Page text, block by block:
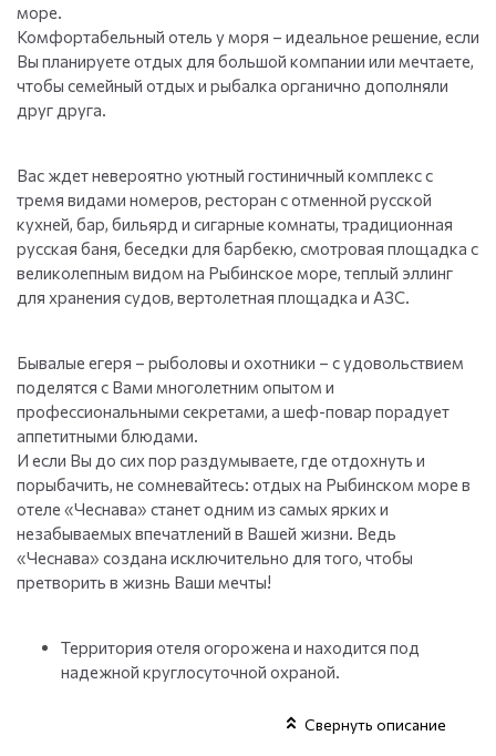
море.
Комфортабельный отель у моря – идеальное решение, если
Вы планируете отдых для большой компании или мечтаете,
чтобы семейный отдых и рыбалка органично дополняли
друг друга.
Вас ждет невероятно уютный гостиничный комплекс с
тремя видами номеров, ресторан с отменной русской
кухней, бар, бильярд и сигарные комнаты, традиционная
русская баня, беседки для барбекю, смотровая площадка с
великолепным видом на Рыбинское море, теплый эллинг
для хранения судов, вертолетная площадка и АЗС.
Бывалые егеря – рыболовы и охотники – с удовольствием
поделятся с Вами многолетним опытом и
профессиональными секретами, а шеф-повар порадует
аппетитными блюдами.
И если Вы до сих пор раздумываете, где отдохнуть и
порыбачить, не сомневайтесь: отдых на Рыбинском море в
отеле «Чеснава» станет одним из самых ярких и
незабываемых впечатлений в Вашей жизни. Ведь
«Чеснава» создана исключительно для того, чтобы
претворить в жизнь Ваши мечты!
Территория отеля огорожена и находится под
надежной круглосуточной охраной.
Свернуть описание